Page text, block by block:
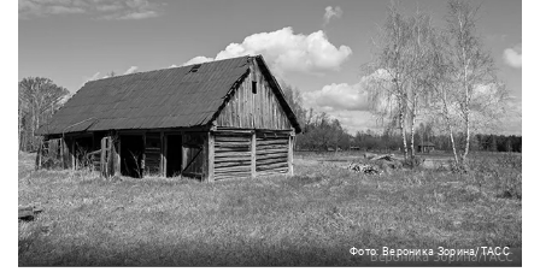
Фото: Вероника Зорина/ТАСС